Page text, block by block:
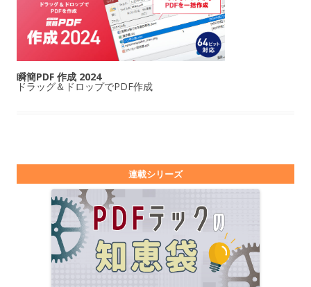
瞬簡PDF 作成 2024
ドラッグ＆ドロップでPDF作成
連載シリーズ